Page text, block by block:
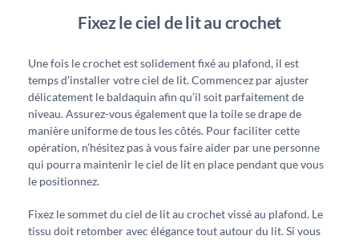
Fixez le ciel de lit au crochet
Une fois le crochet est solidement fixé au plafond, il est
temps d’installer votre ciel de lit. Commencez par ajuster
délicatement le baldaquin afin qu’il soit parfaitement de
niveau. Assurez-vous également que la toile se drape de
manière uniforme de tous les côtés. Pour faciliter cette
opération, n’hésitez pas à vous faire aider par une personne
qui pourra maintenir le ciel de lit en place pendant que vous
le positionnez.
Fixez le sommet du ciel de lit au crochet vissé au plafond. Le
tissu doit retomber avec élégance tout autour du lit. Si vous